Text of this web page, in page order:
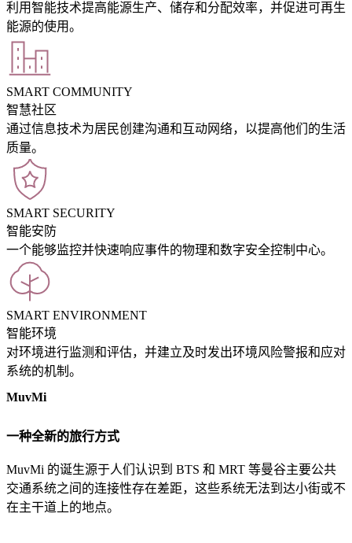
利用智能技术提高能源生产、储存和分配效率，并促进可再生
能源的使用。
SMART COMMUNITY
智慧社区
通过信息技术为居民创建沟通和互动网络，以提高他们的生活
质量。
SMART SECURITY
智能安防
一个能够监控并快速响应事件的物理和数字安全控制中心。
SMART ENVIRONMENT
智能环境
对环境进行监测和评估，并建立及时发出环境风险警报和应对
系统的机制。
MuvMi
一种全新的旅行方式
MuvMi 的诞生源于人们认识到 BTS 和 MRT 等曼谷主要公共
交通系统之间的连接性存在差距，这些系统无法到达小街或不
在主干道上的地点。